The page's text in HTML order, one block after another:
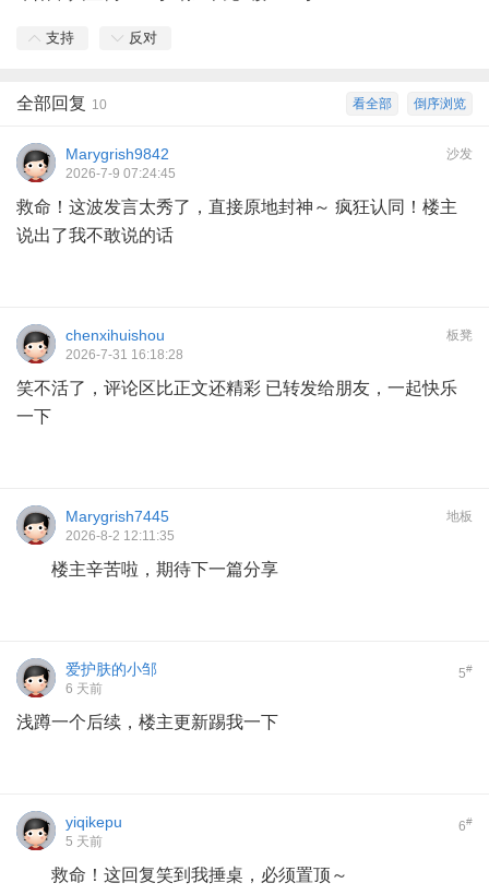
支持 反对
倒序浏览
看全部
全部回复 10
沙发
Marygrish9842
2026-7-9 07:24:45
救命！这波发言太秀了，直接原地封神～ 疯狂认同！楼主
说出了我不敢说的话
板凳
chenxihuishou
2026-7-31 16:18:28
笑不活了，评论区比正文还精彩 已转发给朋友，一起快乐
一下
地板
Marygrish7445
2026-8-2 12:11:35
楼主辛苦啦，期待下一篇分享
5#
爱护肤的小邹
6 天前
浅蹲一个后续，楼主更新踢我一下
6#
yiqikepu
5 天前
救命！这回复笑到我捶桌，必须置顶～